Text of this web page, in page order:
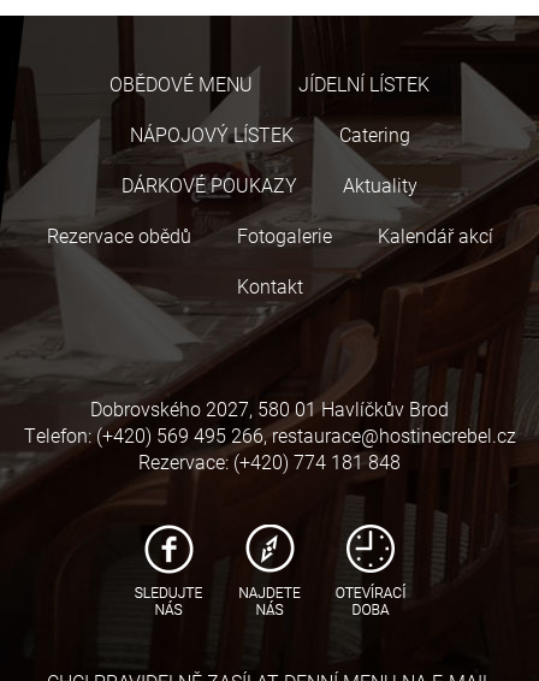
OBĚDOVÉ MENU
JÍDELNÍ LÍSTEK
NÁPOJOVÝ LÍSTEK
Catering
DÁRKOVÉ POUKAZY
Aktuality
Rezervace obědů
Fotogalerie
Kalendář akcí
Kontakt
Dobrovského 2027, 580 01 Havlíčkův Brod
Telefon: (+420) 569 495 266, restaurace@hostinecrebel.cz
Rezervace: (+420) 774 181 848